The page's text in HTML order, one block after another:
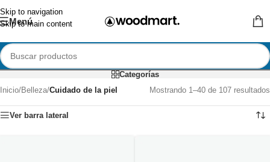
Skip to navigation
Skip to main content
Menú
Categorías
Inicio/Belleza/Cuidado de la piel Mostrando 1–40 de 107 resultados
Ver barra lateral